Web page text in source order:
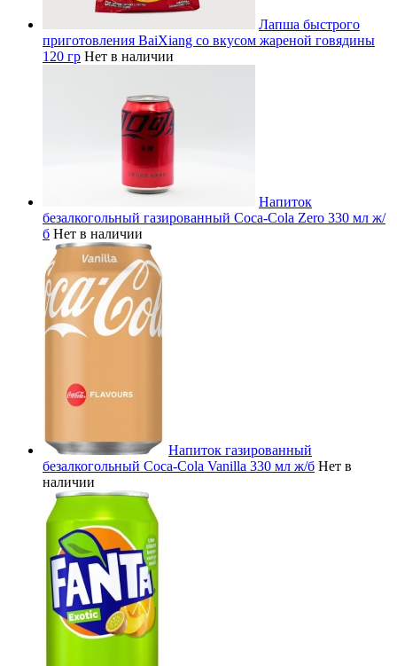
Лапша быстрого
приготовления BaiXiang со вкусом жареной говядины
120 гр Нет в наличии
Напиток
безалкогольный газированный Coca-Cola Zero 330 мл ж/
б Нет в наличии
Напиток газированный
безалкогольный Coca-Cola Vanilla 330 мл ж/б Нет в
наличии